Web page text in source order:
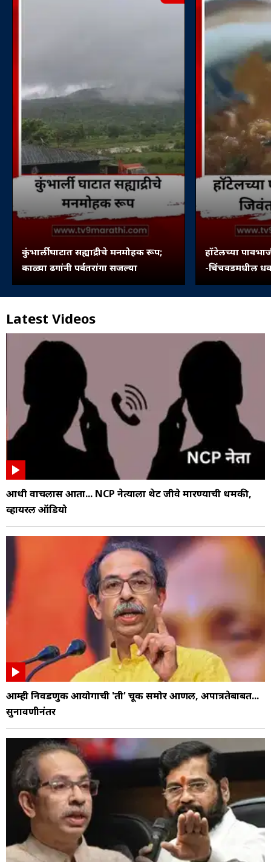
कुंभार्ली घाटात सह्याद्रीचे मनमोहक रूप;
काळ्या ढगांनी पर्वतरांगा सजल्या
हॉटेलच्या
-चिंचवडमधील
Latest Videos
आधी वाचलास आता... NCP नेत्याला थेट जीवे मारण्याची धमकी,
व्हायरल ऑडियो
आम्ही निवडणुक आयोगाची 'ती' चूक समोर आणली, अपात्रतेबाबत...
सुनावणीनंतर